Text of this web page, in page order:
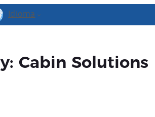
Idioma
Cabin Solutions